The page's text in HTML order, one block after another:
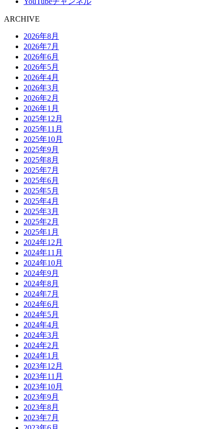
ARCHIVE
2026年8月
2026年7月
2026年6月
2026年5月
2026年4月
2026年3月
2026年2月
2026年1月
2025年12月
2025年11月
2025年10月
2025年9月
2025年8月
2025年7月
2025年6月
2025年5月
2025年4月
2025年3月
2025年2月
2025年1月
2024年12月
2024年11月
2024年10月
2024年9月
2024年8月
2024年7月
2024年6月
2024年5月
2024年4月
2024年3月
2024年2月
2024年1月
2023年12月
2023年11月
2023年10月
2023年9月
2023年8月
2023年7月